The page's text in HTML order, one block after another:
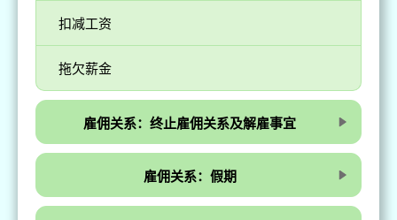
拖欠薪金
扣减工资
雇佣关系：终止雇佣关系及解雇事宜
雇佣关系：假期